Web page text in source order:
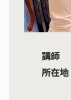
講師
所在地